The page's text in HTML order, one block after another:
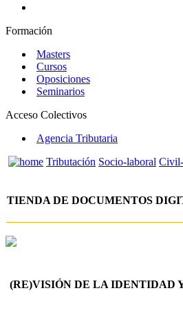
Formación
Masters
Cursos
Oposiciones
Seminarios
Acceso Colectivos
Agencia Tributaria
Tributación Socio-laboral
TIENDA DE DOCUMENTOS
(RE)VISIÓN DE LA IDENTIDAD